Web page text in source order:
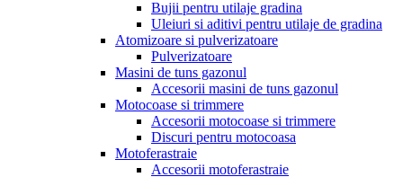
Bujii pentru utilaje gradina
Uleiuri si aditivi pentru utilaje de gradina
Atomizoare si pulverizatoare
Pulverizatoare
Masini de tuns gazonul
Accesorii masini de tuns gazonul
Motocoase si trimmere
Accesorii motocoase si trimmere
Discuri pentru motocoasa
Motoferastraie
Accesorii motoferastraie